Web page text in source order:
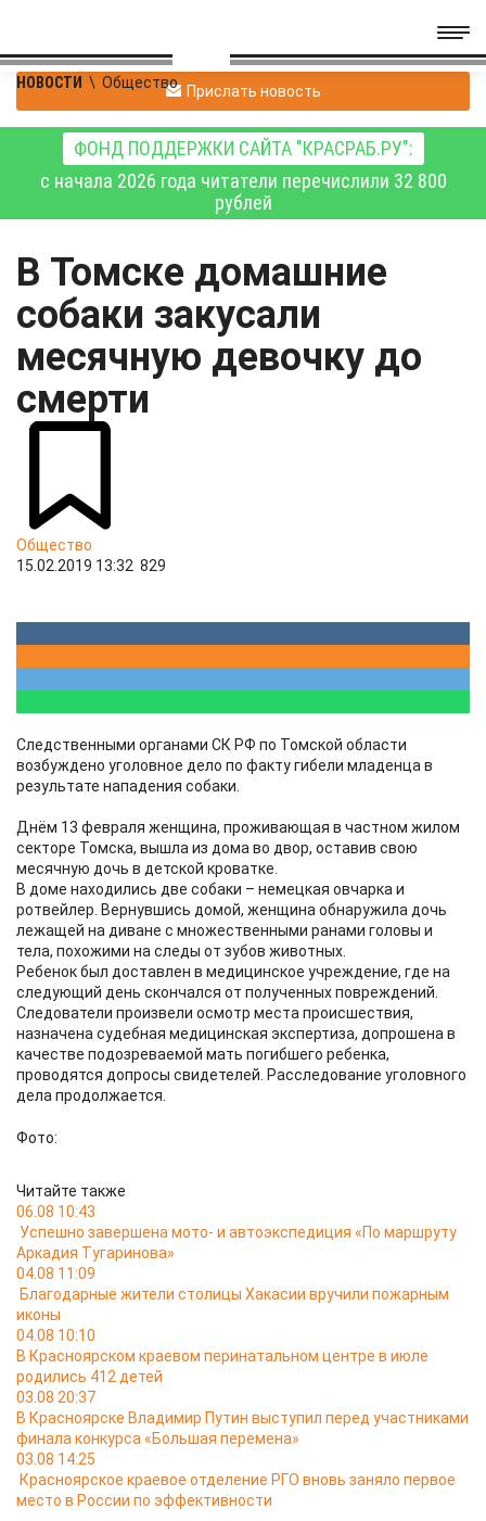
НОВОСТИ \ Общество Прислать новость
ФОНД ПОДДЕРЖКИ САЙТА "КРАСРАБ.РУ":
с начала 2026 года читатели перечислили 32 800
рублей
В Томске домашние
собаки закусали
месячную девочку до
смерти
Общество
15.02.2019 13:32 829
Следственными органами СК РФ по Томской области
возбуждено уголовное дело по факту гибели младенца в
результате нападения собаки.
Днём 13 февраля женщина, проживающая в частном жилом
секторе Томска, вышла из дома во двор, оставив свою
месячную дочь в детской кроватке.
В доме находились две собаки – немецкая овчарка и
ротвейлер. Вернувшись домой, женщина обнаружила дочь
лежащей на диване с множественными ранами головы и
тела, похожими на следы от зубов животных.
Ребенок был доставлен в медицинское учреждение, где на
следующий день скончался от полученных повреждений.
Следователи произвели осмотр места происшествия,
назначена судебная медицинская экспертиза, допрошена в
качестве подозреваемой мать погибшего ребенка,
проводятся допросы свидетелей. Расследование уголовного
дела продолжается.
Фото:
Читайте также
06.08 10:43
Успешно завершена мото- и автоэкспедиция «По маршруту
Аркадия Тугаринова»
04.08 11:09
Благодарные жители столицы Хакасии вручили пожарным
иконы
04.08 10:10
В Красноярском краевом перинатальном центре в июле
родились 412 детей
03.08 20:37
В Красноярске Владимир Путин выступил перед участниками
финала конкурса «Большая перемена»
03.08 14:25
Красноярское краевое отделение РГО вновь заняло первое
место в России по эффективности